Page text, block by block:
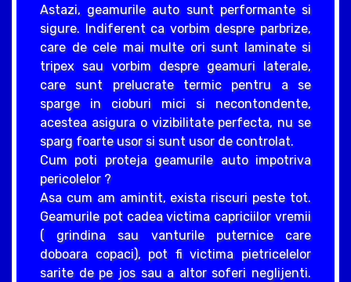
Astazi, geamurile auto sunt performante si
sigure. Indiferent ca vorbim despre parbrize,
care de cele mai multe ori sunt laminate si
tripex sau vorbim despre geamuri laterale,
care sunt prelucrate termic pentru a se
sparge in cioburi mici si necontondente,
acestea asigura o vizibilitate perfecta, nu se
sparg foarte usor si sunt usor de controlat.
Cum poti proteja geamurile auto impotriva
pericolelor ?
Asa cum am amintit, exista riscuri peste tot.
Geamurile pot cadea victima capriciilor vremii
( grindina sau vanturile puternice care
doboara copaci), pot fi victima pietricelelor
sarite de pe jos sau a altor soferi neglijenti.